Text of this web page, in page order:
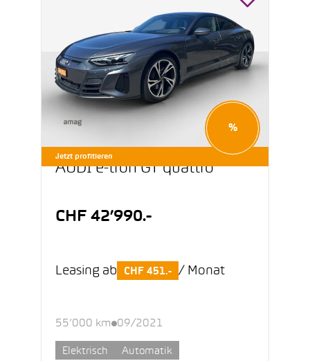
Jetzt profitieren
%
AUDI e-tron GT quattro
CHF 42’990.-
Leasing ab CHF 451.- / Monat
55’000 km 09/2021
Elektrisch Automatik